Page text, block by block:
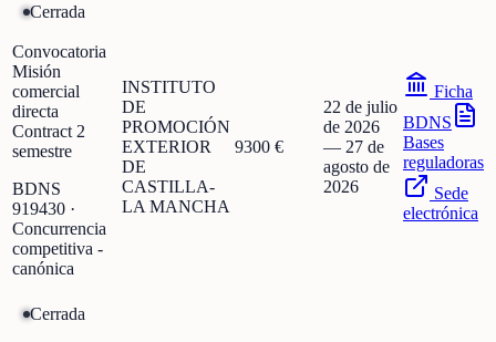
Cerrada
Convocatoria
Misión
comercial
directa
Contract 2
semestre
BDNS
919430 ·
Concurrencia
competitiva -
canónica
INSTITUTO
DE
PROMOCIÓN
EXTERIOR
DE
CASTILLA-
LA MANCHA
9300 €
22 de julio
de 2026
— 27 de
agosto de
2026
Ficha
BDNS
Bases
reguladoras
Sede
electrónica
Cerrada